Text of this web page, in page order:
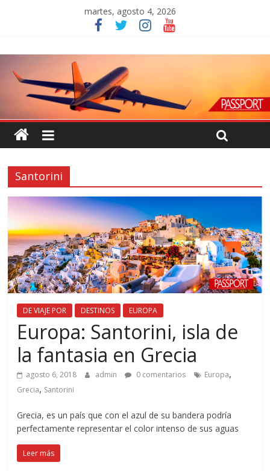
martes, agosto 4, 2026
Santorini
DE VIAJE POR DESTINOS EUROPA
Europa: Santorini, isla de
la fantasia en Grecia
agosto 6, 2018 admin 0 comentarios Europa,
Grecia, Santorini
Grecia, es un país que con el azul de su bandera podría
perfectamente representar el color intenso de sus aguas
Leer más